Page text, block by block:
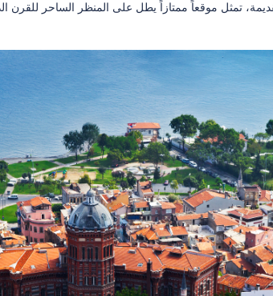
تمثل موقعاً ممتازاً يطل على المنظر الساحر للقرن